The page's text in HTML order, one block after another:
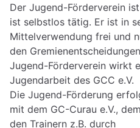
Der Jugend-Förderverein
ist selbstlos tätig. Er ist in
Mittelverwendung frei und
den
Jugend-Förderverein wirkt
Jugendarbeit des GCC e.V.
Die Jugend-Förderung
mit dem GC-Curau e.V.,
den Trainern z.B. durch